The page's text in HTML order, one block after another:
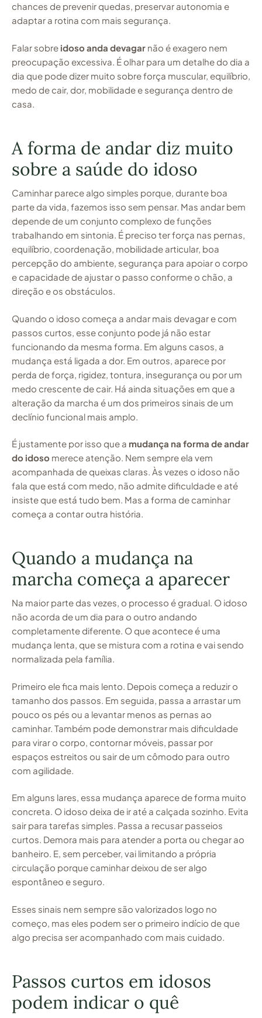
chances de prevenir quedas, preservar autonomia e
adaptar a rotina com mais segurança.
Falar sobre idoso anda devagar não é exagero nem
preocupação excessiva. É olhar para um detalhe do dia a
dia que pode dizer muito sobre força muscular, equilíbrio,
medo de cair, dor, mobilidade e segurança dentro de
casa.
A forma de andar diz muito
sobre a saúde do idoso
Caminhar parece algo simples porque, durante boa
parte da vida, fazemos isso sem pensar. Mas andar bem
depende de um conjunto complexo de funções
trabalhando em sintonia. É preciso ter força nas pernas,
equilíbrio, coordenação, mobilidade articular, boa
percepção do ambiente, segurança para apoiar o corpo
e capacidade de ajustar o passo conforme o chão, a
direção e os obstáculos.
Quando o idoso começa a andar mais devagar e com
passos curtos, esse conjunto pode já não estar
funcionando da mesma forma. Em alguns casos, a
mudança está ligada a dor. Em outros, aparece por
perda de força, rigidez, tontura, insegurança ou por um
medo crescente de cair. Há ainda situações em que a
alteração da marcha é um dos primeiros sinais de um
declínio funcional mais amplo.
É justamente por isso que a mudança na forma de andar
do idoso merece atenção. Nem sempre ela vem
acompanhada de queixas claras. Às vezes o idoso não
fala que está com medo, não admite dificuldade e até
insiste que está tudo bem. Mas a forma de caminhar
começa a contar outra história.
Quando a mudança na
marcha começa a aparecer
Na maior parte das vezes, o processo é gradual. O idoso
não acorda de um dia para o outro andando
completamente diferente. O que acontece é uma
mudança lenta, que se mistura com a rotina e vai sendo
normalizada pela família.
Primeiro ele fica mais lento. Depois começa a reduzir o
tamanho dos passos. Em seguida, passa a arrastar um
pouco os pés ou a levantar menos as pernas ao
caminhar. Também pode demonstrar mais dificuldade
para virar o corpo, contornar móveis, passar por
espaços estreitos ou sair de um cômodo para outro
com agilidade.
Em alguns lares, essa mudança aparece de forma muito
concreta. O idoso deixa de ir até a calçada sozinho. Evita
sair para tarefas simples. Passa a recusar passeios
curtos. Demora mais para atender a porta ou chegar ao
banheiro. E, sem perceber, vai limitando a própria
circulação porque caminhar deixou de ser algo
espontâneo e seguro.
Esses sinais nem sempre são valorizados logo no
começo, mas eles podem ser o primeiro indício de que
algo precisa ser acompanhado com mais cuidado.
Passos curtos em idosos
podem indicar o quê